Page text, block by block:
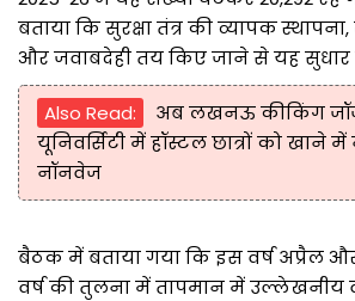
बताया कि सुरक्षा तंत्र की व्यापक
और जवाबदेही तय किए जाने से यह
Also Read:
अब लखनऊ कीकिंग
यूनिवर्सिटी में हॉस्टल छात्रों को खाने
नॉनवेज
बैठक में बताया गया कि इस वर्ष अप्रैल
वर्ष की तुलना में तापमान में उल्लेखनीय